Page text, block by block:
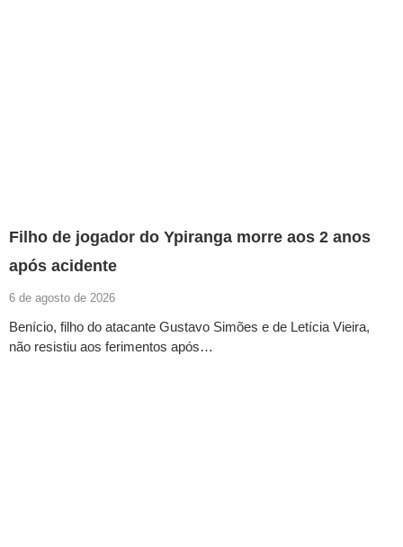
Filho de jogador do Ypiranga morre aos 2 anos
após acidente
6 de agosto de 2026
Benício, filho do atacante Gustavo Simões e de Letícia Vieira,
não resistiu aos ferimentos após…